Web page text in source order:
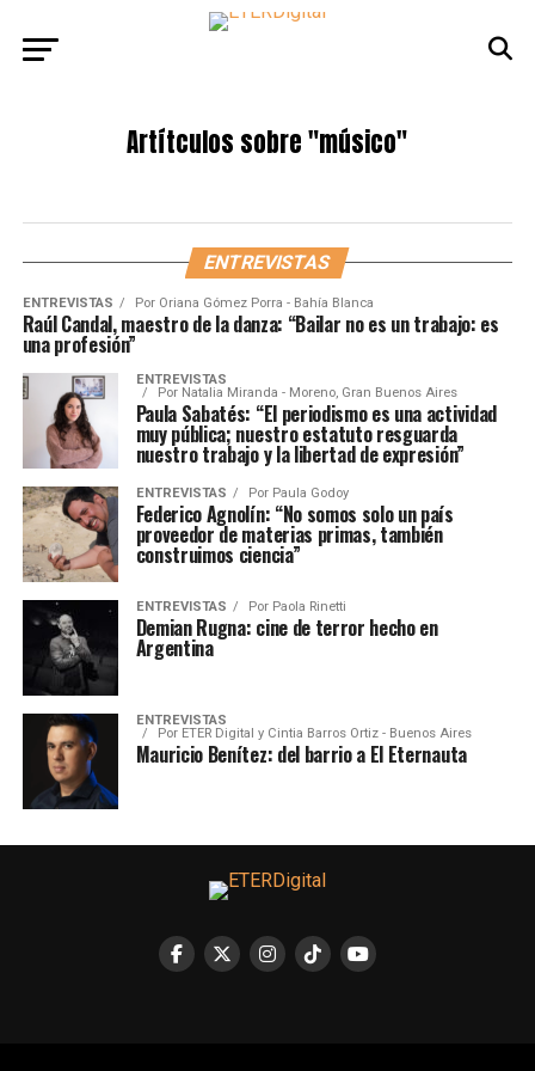
Artítculos sobre"músico"
ENTREVISTAS
ENTREVISTAS Por Oriana Gómez Porra - Bahía Blanca
Raúl Candal, maestro de la danza: “Bailar no es un trabajo: es
una profesión”
ENTREVISTAS
Por Natalia Miranda - Moreno, Gran Buenos Aires
Paula Sabatés: “El periodismo es una actividad
muy pública; nuestro estatuto resguarda
nuestro trabajo y la libertad de expresión”
ENTREVISTAS Por Paula Godoy
Federico Agnolín: “No somos solo un país
proveedor de materias primas, también
construimos ciencia”
ENTREVISTAS Por Paola Rinetti
Demian Rugna: cine de terror hecho en
Argentina
ENTREVISTAS
Por ETER Digital y Cintia Barros Ortiz - Buenos Aires
Mauricio Benítez: del barrio a El Eternauta